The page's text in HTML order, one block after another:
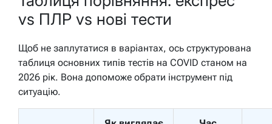
vs ПЛР vs нові тести
Щоб не заплутатися в варіантах, ось структурована
таблиця основних типів тестів на COVID станом на
2026 рік. Вона допоможе обрати інструмент під
ситуацію.